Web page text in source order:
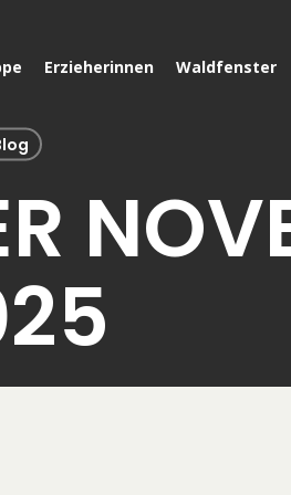
Erzieherinnen Waldfenster